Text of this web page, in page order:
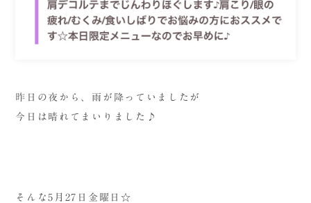
昨日の夜から、雨が降っていましたが
今日は晴れてまいりました♪
そんな5月27日金曜日☆